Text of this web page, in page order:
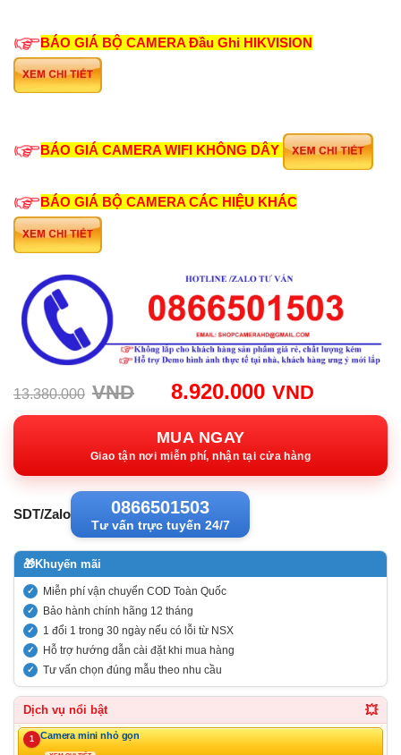
BÁO GIÁ BỘ CAMERA Đầu Ghi HIKVISION
BÁO GIÁ CAMERA WIFI KHÔNG DÂY
BÁO GIÁ BỘ CAMERA CÁC HIỆU KHÁC
13.380.000 VND
Giá
gốc:
13.380.000VND.
8.920.000 VND
hiện
MUA NGAY
Giao tận nơi miễn phí, nhận tại cửa hàng
SDT/Zalo 0866501503
Tư vấn trực tuyến 24/7
🎁Khuyến mãi
Miễn phí vận chuyển COD Toàn Quốc
Bảo hành chính hãng 12 tháng
1 đổi 1 trong 30 ngày nếu có lỗi từ NSX
Hỗ trợ hướng dẫn cài đặt khi mua hàng
Tư vấn chọn đúng mẫu theo nhu cầu
Dịch vụ nổi bật 💥
1 Camera mini nhỏ gọn